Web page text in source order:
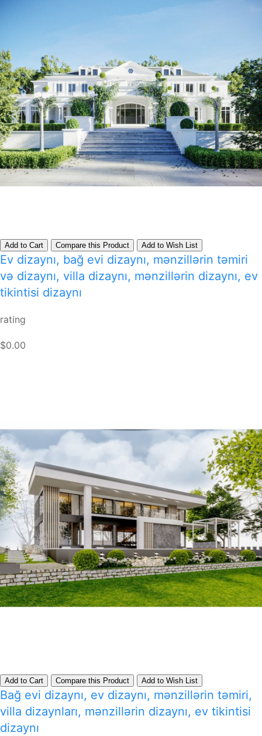
Add to Cart Compare this Product Add to Wish List
Ev dizaynı, bağ evi dizaynı, mənzillərin təmiri
və dizaynı, villa dizaynı, mənzillərin dizaynı, ev
tikintisi dizaynı
rating
$0.00
Add to Cart Compare this Product Add to Wish List
Bağ evi dizaynı, ev dizaynı, mənzillərin təmiri,
villa dizaynları, mənzillərin dizaynı, ev tikintisi
dizaynı